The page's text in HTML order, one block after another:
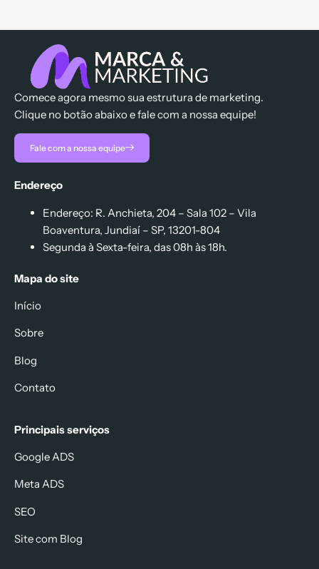
Comece agora mesmo sua estrutura de marketing.
Clique no botão abaixo e fale com a nossa equipe!
Fale com a nossa equipe
Endereço
Endereço: R. Anchieta, 204 – Sala 102 – Vila
Boaventura, Jundiaí – SP, 13201-804
Segunda à Sexta-feira, das 08h às 18h.
Mapa do site
Início
Sobre
Blog
Contato
Principais serviços
Google ADS
Meta ADS
SEO
Site com Blog